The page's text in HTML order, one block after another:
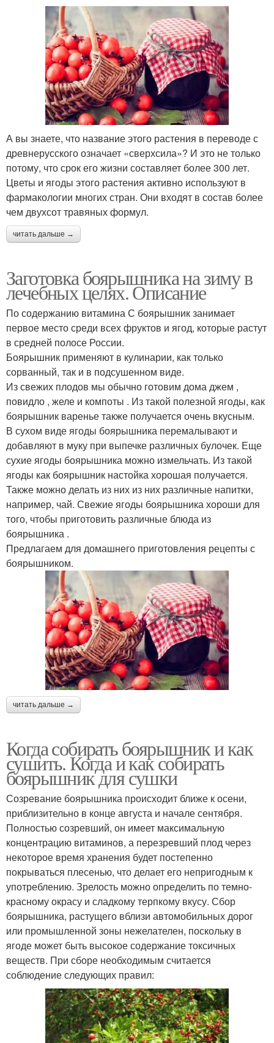
А вы знаете, что название этого растения в переводе с
древнерусского означает «сверхсила»? И это не только
потому, что срок его жизни составляет более 300 лет.
Цветы и ягоды этого растения активно используют в
фармакологии многих стран. Они входят в состав более
чем двухсот травяных формул.
читать дальше →
Заготовка боярышника на зиму в
лечебных целях. Описание
По содержанию витамина С боярышник занимает
первое место среди всех фруктов и ягод, которые растут
в средней полосе России.
Боярышник применяют в кулинарии, как только
сорванный, так и в подсушенном виде.
Из свежих плодов мы обычно готовим дома джем ,
повидло , желе и компоты . Из такой полезной ягоды, как
боярышник варенье также получается очень вкусным.
В сухом виде ягоды боярышника перемалывают и
добавляют в муку при выпечке различных булочек. Еще
сухие ягоды боярышника можно измельчать. Из такой
ягоды как боярышник настойка хорошая получается.
Также можно делать из них из них различные напитки,
например, чай. Свежие ягоды боярышника хороши для
того, чтобы приготовить различные блюда из
боярышника .
Предлагаем для домашнего приготовления рецепты с
боярышником.
читать дальше →
Когда собирать боярышник и как
сушить. Когда и как собирать
боярышник для сушки
Созревание боярышника происходит ближе к осени,
приблизительно в конце августа и начале сентября.
Полностью созревший, он имеет максимальную
концентрацию витаминов, а перезревший плод через
некоторое время хранения будет постепенно
покрываться плесенью, что делает его непригодным к
употреблению. Зрелость можно определить по темно-
красному окрасу и сладкому терпкому вкусу. Сбор
боярышника, растущего вблизи автомобильных дорог
или промышленной зоны нежелателен, поскольку в
ягоде может быть высокое содержание токсичных
веществ. При сборе необходимым считается
соблюдение следующих правил: